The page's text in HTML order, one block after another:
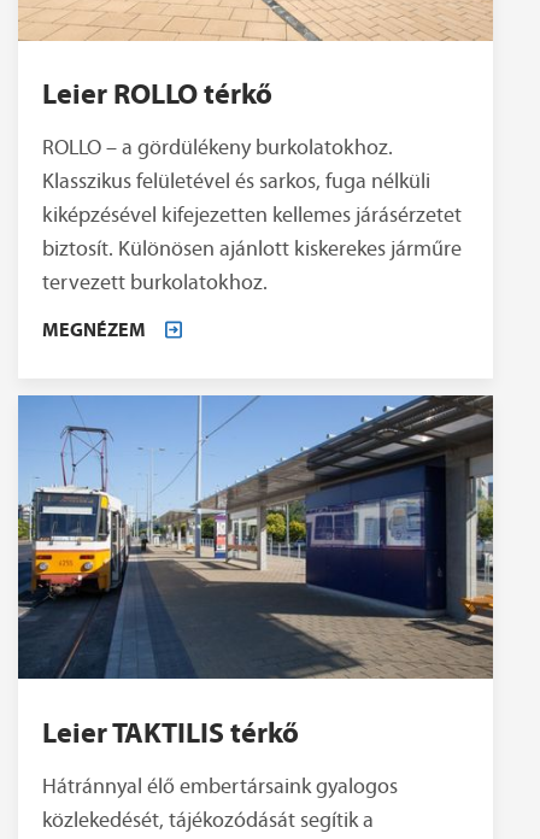
Leier ROLLO térkő
ROLLO – a gördülékeny burkolatokhoz.
Klasszikus felületével és sarkos, fuga nélküli
kiképzésével kifejezetten kellemes járásérzetet
biztosít. Különösen ajánlott kiskerekes járműre
tervezett burkolatokhoz.
MEGNÉZEM
Leier TAKTILIS térkő
Hátránnyal élő embertársaink gyalogos
közlekedését, tájékozódását segítik a